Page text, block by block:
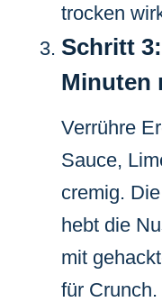
trocken
Schritt
Minuten
Verrühre
Sauce,
cremig.
hebt die
mit
für Crunch.